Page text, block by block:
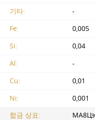
기타:
-
Fe:
0,005
Si:
0,04
Al:
-
Cu:
0,01
Ni:
0,001
합금 상표:
МА8Цэ